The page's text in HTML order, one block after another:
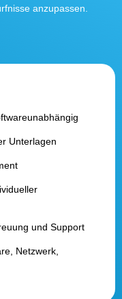
anzupassen.
Unterlagen
und Support
Netzwerk,